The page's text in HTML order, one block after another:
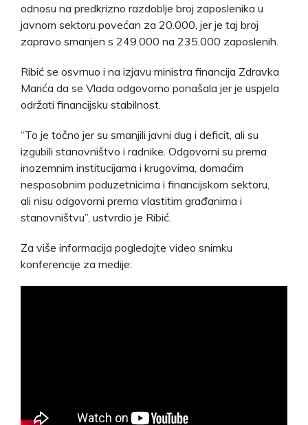
odnosu na predkrizno razdoblje broj zaposlenika u
javnom sektoru povećan za 20.000, jer je taj broj
zapravo smanjen s 249.000 na 235.000 zaposlenih.
Ribić se osvrnuo i na izjavu ministra financija Zdravka
Marića da se Vlada odgovorno ponašala jer je uspjela
održati financijsku stabilnost.
“To je točno jer su smanjili javni dug i deficit, ali su
izgubili stanovništvo i radnike. Odgovorni su prema
inozemnim institucijama i krugovima, domaćim
nesposobnim poduzetnicima i financijskom sektoru,
ali nisu odgovorni prema vlastitim građanima i
stanovništvu”, ustvrdio je Ribić.
Za više informacija pogledajte video snimku
konferencije za medije: